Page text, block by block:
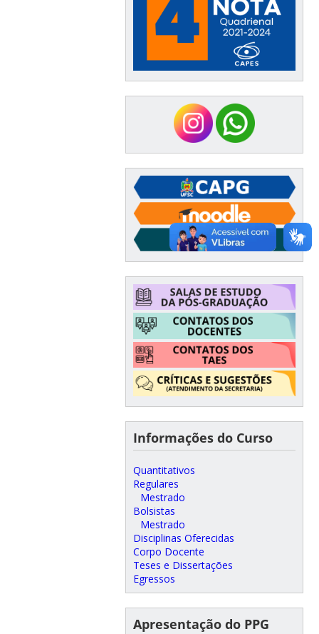
Informações do Curso
Quantitativos
Regulares
Mestrado
Bolsistas
Mestrado
Disciplinas Oferecidas
Corpo Docente
Teses e Dissertações
Egressos
Apresentação do PPG